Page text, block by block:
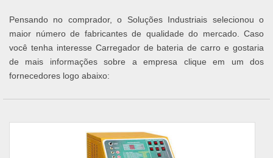
Pensando no comprador, o Soluções Industriais selecionou o
maior número de fabricantes de qualidade do mercado. Caso
você tenha interesse Carregador de bateria de carro e gostaria
de mais informações sobre a empresa clique em um dos
fornecedores logo abaixo: